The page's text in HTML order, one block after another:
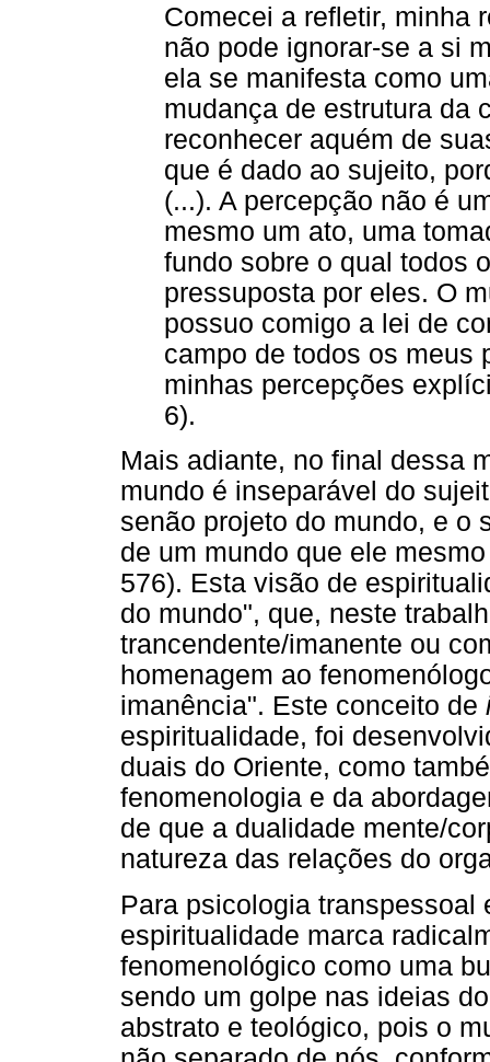
Comecei a refletir, minha
não pode ignorar-se a si
ela se manifesta como
mudança de estrutura da
reconhecer aquém de
que é dado ao sujeito,
(...). A percepção não é
mesmo um ato, uma
fundo sobre o qual todos
pressuposta por eles. O
possuo comigo a lei de
campo de todos os meus
minhas percepções
6).
Mais adiante, no final dessa
mundo é inseparável do
senão projeto do mundo, e o
de um mundo que ele
576). Esta visão de
do mundo", que, neste
trancendente/imanente ou
homenagem ao
imanência". Este conceito de
espiritualidade, foi
duais do Oriente, como
fenomenologia e da
de que a dualidade mente/
natureza das relações do
Para psicologia transpessoal
espiritualidade marca
fenomenológico como uma
sendo um golpe nas ideias
abstrato e teológico, pois o